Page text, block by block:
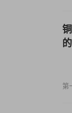
第